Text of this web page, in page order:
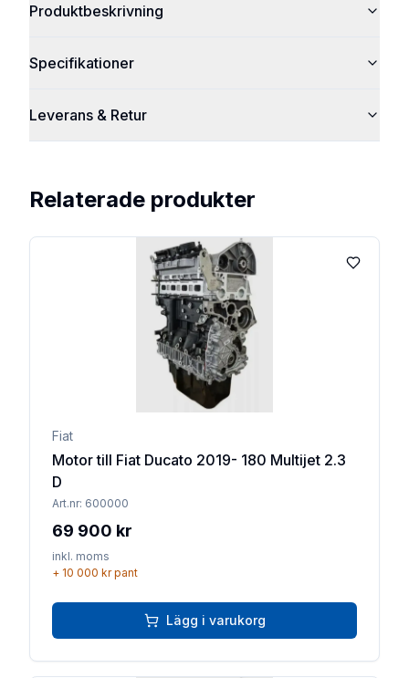
Produktbeskrivning
Specifikationer
Leverans & Retur
Relaterade produkter
Lägg till
Fiat
Motor till Fiat Ducato 2019- 180 Multijet 2.3
D
Art.nr: 600000
69 900 kr
inkl. moms
+ 10 000 krpant
Lägg i varukorg